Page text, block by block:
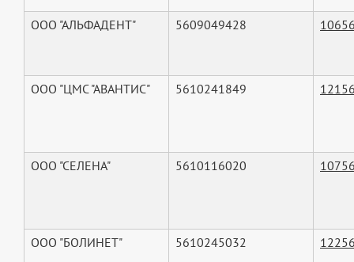
ООО "АЛЬФАДЕНТ" 5609049428
ООО "ЦМС "АВАНТИС" 5610241849
ООО "СЕЛЕНА" 5610116020
ООО "БОЛИНЕТ" 5610245032